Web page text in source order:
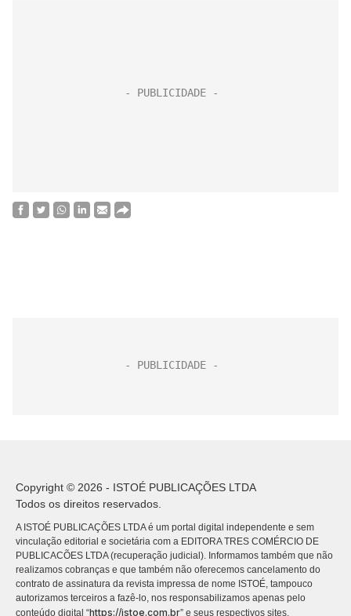
Copyright © 2026 - ISTOÉ PUBLICAÇÕES LTDA
Todos os direitos reservados.
A ISTOÉ PUBLICAÇÕES LTDA é um portal digital independente e sem
vinculação editorial e societária com a EDITORA TRES COMÉRCIO DE
PUBLICACÕES LTDA (recuperação judicial). Informamos também que não
realizamos cobranças e que também não oferecemos cancelamento do
contrato de assinatura da revista impressa de nome ISTOÉ, tampouco
autorizamos terceiros a fazê-lo, nos responsabilizamos apenas pelo
conteúdo digital “https://istoe.com.br” e seus respectivos sites.